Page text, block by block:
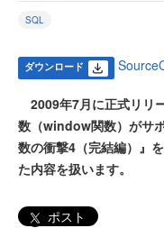
SQL
ダウンロード
2009年7月に正式リリ
数（window関数）がサ
数の衝撃4（完結編）』
た内容を扱います。
ポスト